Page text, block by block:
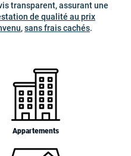
transparent, assurant une
de qualité au prix
,sans frais cachés.
Appartements